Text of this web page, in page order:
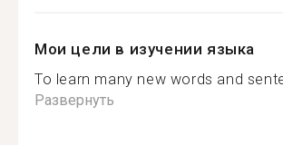
Мои цели в изучении языка
To learn many new words and
Развернуть